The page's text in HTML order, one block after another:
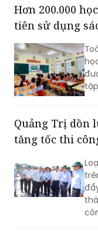
Hơn 200.000
tiên sử dụng
Quảng Trị dồn
tăng tốc thi